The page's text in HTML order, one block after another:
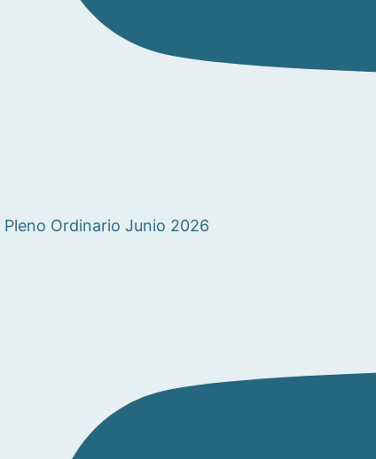
Pleno Ordinario Junio 2026